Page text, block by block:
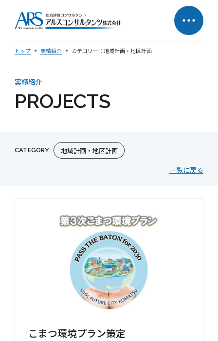
取り組み
会社概要
営業所一覧
新社屋特設ページ
まちづくり・
官民連携事業
インフラ保全事業
トップ 実績紹介 カテゴリー：地域計画・地区計画
実績紹介
PROJECTS
CATEGORY: 地域計画・地区計画
一覧に戻る
こまつ環境プラン策定